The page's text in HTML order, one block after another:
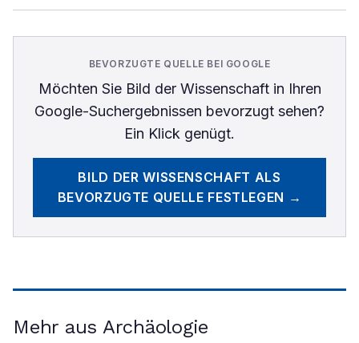
BEVORZUGTE QUELLE BEI GOOGLE
Möchten Sie Bild der Wissenschaftin Ihren
Google-Suchergebnissen bevorzugt sehen?
Ein Klick genügt.
BILD DER WISSENSCHAFT ALS
BEVORZUGTE QUELLE FESTLEGEN →
Mehr aus Archäologie